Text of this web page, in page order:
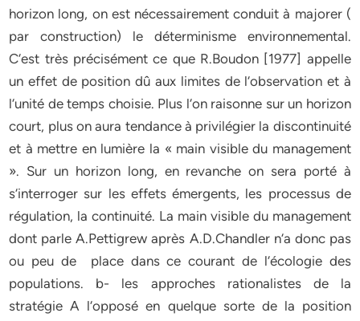
horizon long, on est nécessairement conduit à majorer (
par construction) le déterminisme environnemental.
C‘est très précisément ce que R.Boudon [1977] appelle
un effet de position dû aux limites de l‘observation et à
l‘unité de temps choisie. Plus l‘on raisonne sur un horizon
court, plus on aura tendance à privilégier la discontinuité
et à mettre en lumière la « main visible du management
». Sur un horizon long, en revanche on sera porté à
s‘interroger sur les effets émergents, les processus de
régulation, la continuité. La main visible du management
dont parle A.Pettigrew après A.D.Chandler n‘a donc pas
ou peu de place dans ce courant de l‘écologie des
populations. b- les approches rationalistes de la
stratégie A l‘opposé en quelque sorte de la position